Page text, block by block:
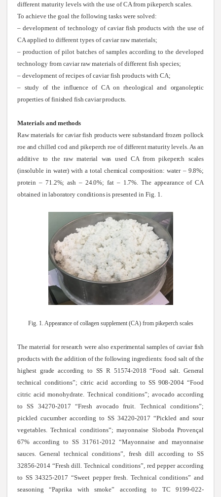
different maturity levels with the use of CA from pikeperch scales.
To achieve the goal the following tasks were solved:
– development of technology of caviar fish products with the use of
CA applied to different types of caviar raw materials;
– production of pilot batches of samples according to the developed
technology from caviar raw materials of different fish species;
– development of recipes of caviar fish products with CA;
– study of the influence of CA on rheological and organoleptic
properties of finished fish caviar products.
Materials and methods
Raw materials for caviar fish products were substandard frozen pollock
roe and chilled cod and pikeperch roe of different maturity levels. As an
additive to the raw material was used CA from pikeperch scales
(insoluble in water) with a total chemical composition: water – 9.8%;
protein – 71.2%; ash – 24.0%; fat – 1.7%. The appearance of CA
obtained in laboratory conditions is presentedin Fig. 1.
Fig. 1. Appearance of collagen supplement (CA) from pikeperch scales
The material for research were also experimental samples of caviar fish
products with the addition of the following ingredients: food salt of the
highest grade according to SS R 51574-2018 “Food salt. General
technical conditions”; citric acid according to SS 908-2004“Food
citric acid monohydrate. Technical conditions”; avocado according
to SS 34270-2017 “Fresh avocado fruit. Technical conditions”;
pickled cucumber according to SS 34220-2017 “Pickled and sour
vegetables. Technical conditions”; mayonnaise Sloboda Provençal
67% according to SS 31761-2012 “Mayonnaise and mayonnaise
sauces. General technical conditions”, fresh dill according to SS
32856-2014 “Fresh dill. Technical conditions”, red pepper according
to SS 34325-2017 “Sweet pepper fresh. Technical conditions” and
seasoning “Paprika with smoke” according to TC 9199-022-